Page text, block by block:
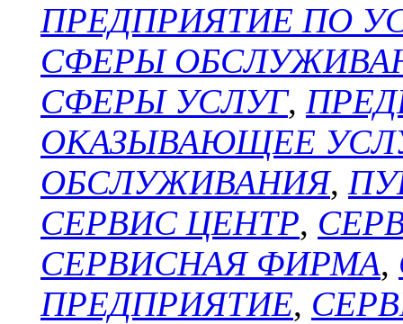
ПРЕДПРИЯТИЕ ПО
СФЕРЫ
СФЕРЫ УСЛУГ,
ОКАЗЫВАЮЩЕЕ
ОБСЛУЖИВАНИЯ,
СЕРВИС ЦЕНТР,
СЕРВИСНАЯ ФИРМА,
ПРЕДПРИЯТИЕ,